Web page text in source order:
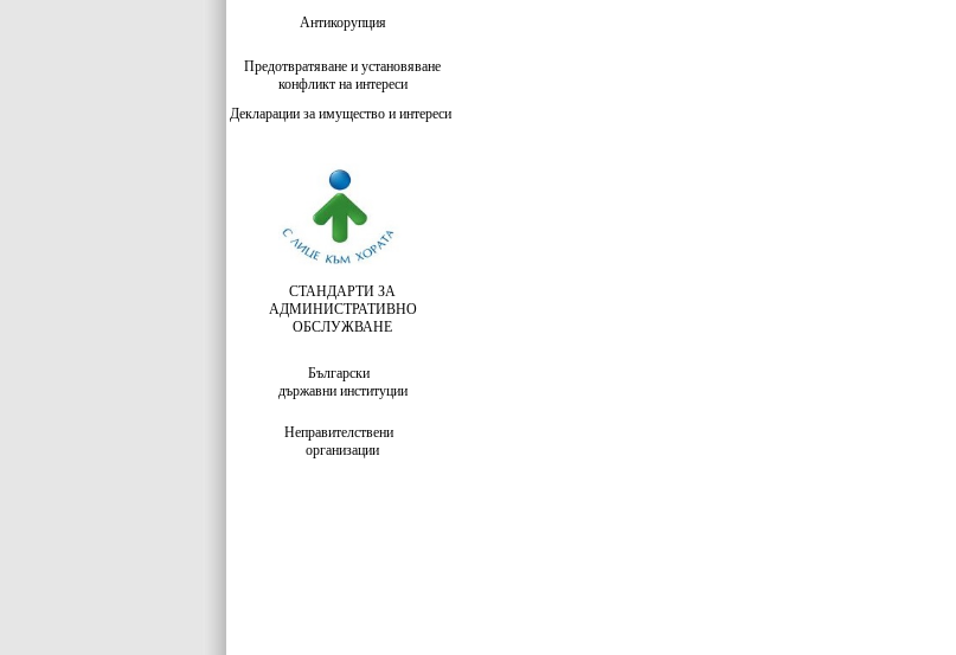
Антикорупция
Предотвратяване и установяване
конфликт на интереси
Декларации за имущество и интереси
СТАНДАРТИ ЗА
АДМИНИСТРАТИВНО
ОБСЛУЖВАНЕ
Български
държавни институции
Неправителствени
организации